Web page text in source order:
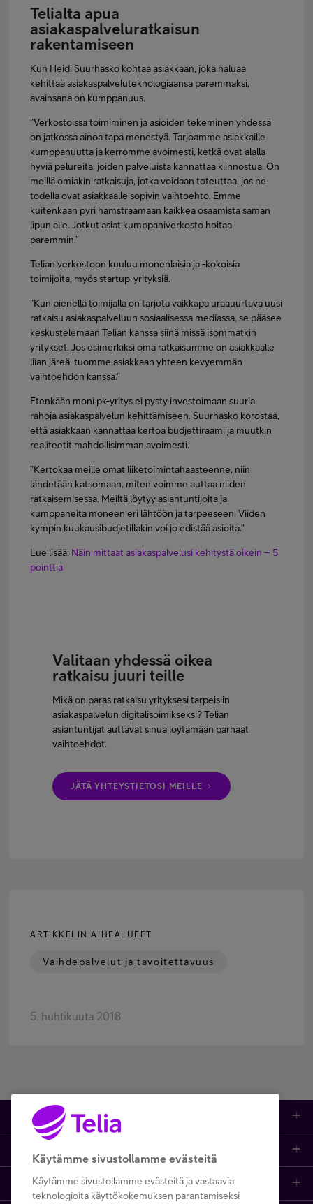
Telialta apua
asiakaspalveluratkaisun
rakentamiseen
Kun Heidi Suurhasko kohtaa asiakkaan, joka haluaa
kehittää asiakaspalveluteknologiaansa paremmaksi,
avainsana on kumppanuus.
”Verkostoissa toimiminen ja asioiden tekeminen yhdessä
on jatkossa ainoa tapa menestyä. Tarjoamme asiakkaille
kumppanuutta ja kerromme avoimesti, ketkä ovat alalla
hyviä pelureita, joiden palveluista kannattaa kiinnostua. On
meillä omiakin ratkaisuja, jotka voidaan toteuttaa, jos ne
todella ovat asiakkaalle sopivin vaihtoehto. Emme
kuitenkaan pyri hamstraamaan kaikkea osaamista saman
lipun alle. Jotkut asiat kumppaniverkosto hoitaa
paremmin.”
Telian verkostoon kuuluu monenlaisia ja -kokoisia
toimijoita, myös startup-yrityksiä.
”Kun pienellä toimijalla on tarjota vaikkapa uraauurtava uusi
ratkaisu asiakaspalveluun sosiaalisessa mediassa, se pääsee
keskustelemaan Telian kanssa siinä missä isommatkin
yritykset. Jos esimerkiksi oma ratkaisumme on asiakkaalle
liian järeä, tuomme asiakkaan yhteen kevyemmän
vaihtoehdon kanssa.”
Etenkään moni pk-yritys ei pysty investoimaan suuria
rahoja asiakaspalvelun kehittämiseen. Suurhasko korostaa,
että asiakkaan kannattaa kertoa budjettiraami ja muutkin
realiteetit mahdollisimman avoimesti.
”Kertokaa meille omat liiketoimintahaasteenne, niin
lähdetään katsomaan, miten voimme auttaa niiden
ratkaisemisessa. Meiltä löytyy asiantuntijoita ja
kumppaneita moneen eri lähtöön ja tarpeeseen. Viiden
kympin kuukausibudjetillakin voi jo edistää asioita.”
Lue lisää: Näin mittaat asiakaspalvelusi kehitystä oikein – 5
pointtia
Valitaan yhdessä oikea
ratkaisu juuri teille
Mikä on paras ratkaisu yrityksesi tarpeisiin
asiakaspalvelun digitalisoimikseksi? Telian
asiantuntijat auttavat sinua löytämään parhaat
vaihtoehdot.
JÄTÄ YHTEYSTIETOSI MEILLE
ARTIKKELIN AIHEALUEET
Vaihdepalvelut ja tavoitettavuus
5. huhtikuuta 2018
Tuotteet
IT-palvelut
Etusivu
Opi ja inspiroidu
Käytämme sivustollamme evästeitä
Käytämme sivustollamme evästeitä ja vastaavia
teknologioita käyttökokemuksen parantamiseksi